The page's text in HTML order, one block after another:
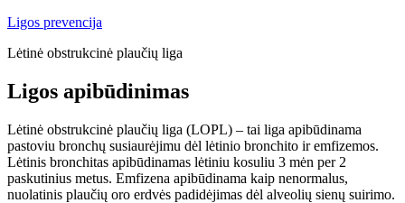
Ligos prevencija
Lėtinė obstrukcinė plaučių liga
Ligos apibūdinimas
Lėtinė obstrukcinė plaučių liga (LOPL) – tai liga apibūdinama
pastoviu bronchų susiaurėjimu dėl lėtinio bronchito ir emfizemos.
Lėtinis bronchitas apibūdinamas lėtiniu kosuliu 3 mėn per 2
paskutinius metus. Emfizena apibūdinama kaip nenormalus,
nuolatinis plaučių oro erdvės padidėjimas dėl alveolių sienų suirimo.